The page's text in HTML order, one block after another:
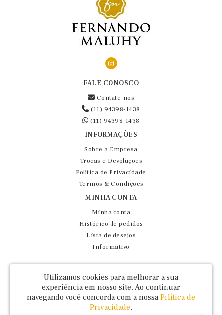
FALE CONOSCO
Contate-nos
(11) 94398-1438
(11) 94398-1438
INFORMAÇÕES
Sobre a Empresa
Trocas e Devoluções
Política de Privacidade
Termos & Condições
MINHA CONTA
Minha conta
Histórico de pedidos
Lista de desejos
Informativo
Fernando Maluhy Cia Ltda - CNPJ: 60.458.825/0001-86
Rua Dr Euclydes da Cunha, 47 - Brás - São Paulo / SP - CEP 03016-030
Utilizamos cookies para melhorar a sua
experiência em nosso site. Ao continuar
navegando você concorda com a nossa Política de
Privacidade.